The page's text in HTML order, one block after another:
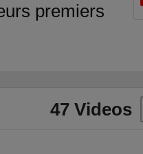
premiers
Smoby,
avec Smoby
et les
avec les
47 Videos